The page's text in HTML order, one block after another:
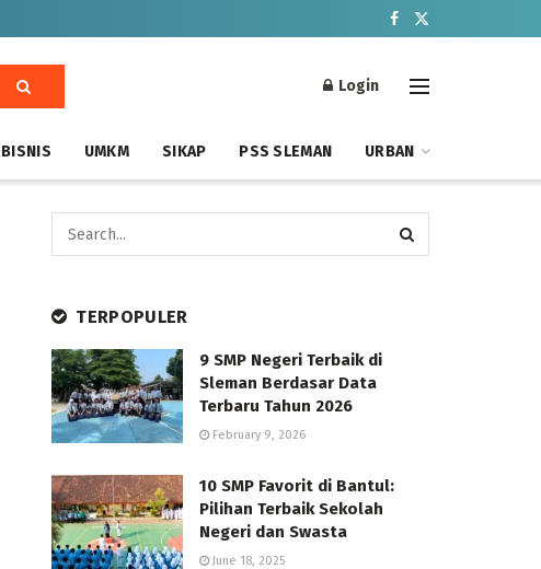
Login
BISNIS UMKM SIKAP PSS SLEMAN URBAN
TERPOPULER
9 SMP Negeri Terbaik di
Sleman Berdasar Data
Terbaru Tahun 2026
February 9, 2026
10 SMP Favorit di Bantul:
Pilihan Terbaik Sekolah
Negeri dan Swasta
June 18, 2025